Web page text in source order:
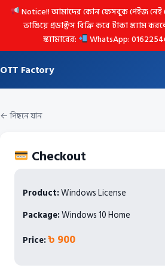
Notice!! আমাদের কোন ফেসবুক পেইজ
ভাঙিয়ে প্রডাক্টস বিক্রি করে টাকা স্ক্যাম
স্ক্যামারের:
WhatsApp:
OTT Factory
← পিছনে যান
Checkout
Product:Windows License
Package:Windows 10 Home
Price:৳ 900